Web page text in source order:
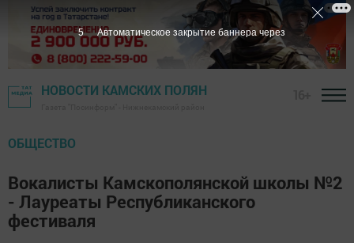
НОВОСТИ КАМСКИХ ПОЛЯН
ОБЩЕСТВО
Вокалисты Камскополянской школы №2
- Лауреаты Республиканского
фестиваля
4 Автоматическое закрытие баннера через